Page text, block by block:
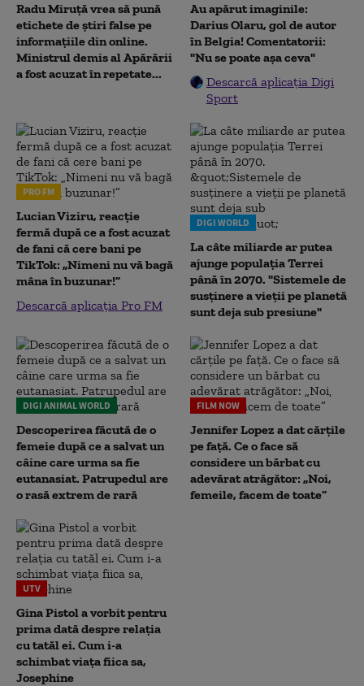
Radu Miruţă vrea să pună
etichete de știri false pe
informațiile din online.
Ministrul demis al Apărării
a fost acuzat în repetate...
Au apărut imaginile:
Darius Olaru, gol de autor
în Belgia! Comentatorii:
"Nu se poate așa ceva"
Descarcă aplicația Digi
Sport
PRO FM
Lucian Viziru, reacție
fermă după ce a fost acuzat
de fani că cere bani pe
TikTok: „Nimeni nu vă bagă
mâna în buzunar!”
Descarcă aplicația Pro FM
DIGI WORLD
La câte miliarde ar putea
ajunge populația Terrei
până în 2070. "Sistemele de
susținere a vieții pe planetă
sunt deja sub presiune"
DIGI ANIMAL WORLD
Descoperirea făcută de o
femeie după ce a salvat un
câine care urma sa fie
eutanasiat. Patrupedul are
o rasă extrem de rară
FILM NOW
Jennifer Lopez a dat cărțile
pe față. Ce o face să
considere un bărbat cu
adevărat atrăgător: „Noi,
femeile, facem de toate”
UTV
Gina Pistol a vorbit pentru
prima dată despre relația
cu tatăl ei. Cum i-a
schimbat viața fiica sa,
Josephine